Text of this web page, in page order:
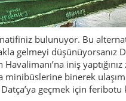
bulunuyor. Bu
gelmeyi
iniş
minibüslerine binerek
Datça’ya geçmek için